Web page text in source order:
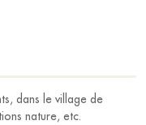
dans le village de
nature, etc.